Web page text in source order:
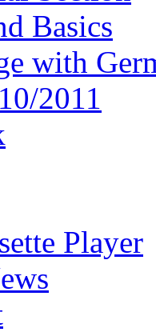
Basics
with
2011
Player